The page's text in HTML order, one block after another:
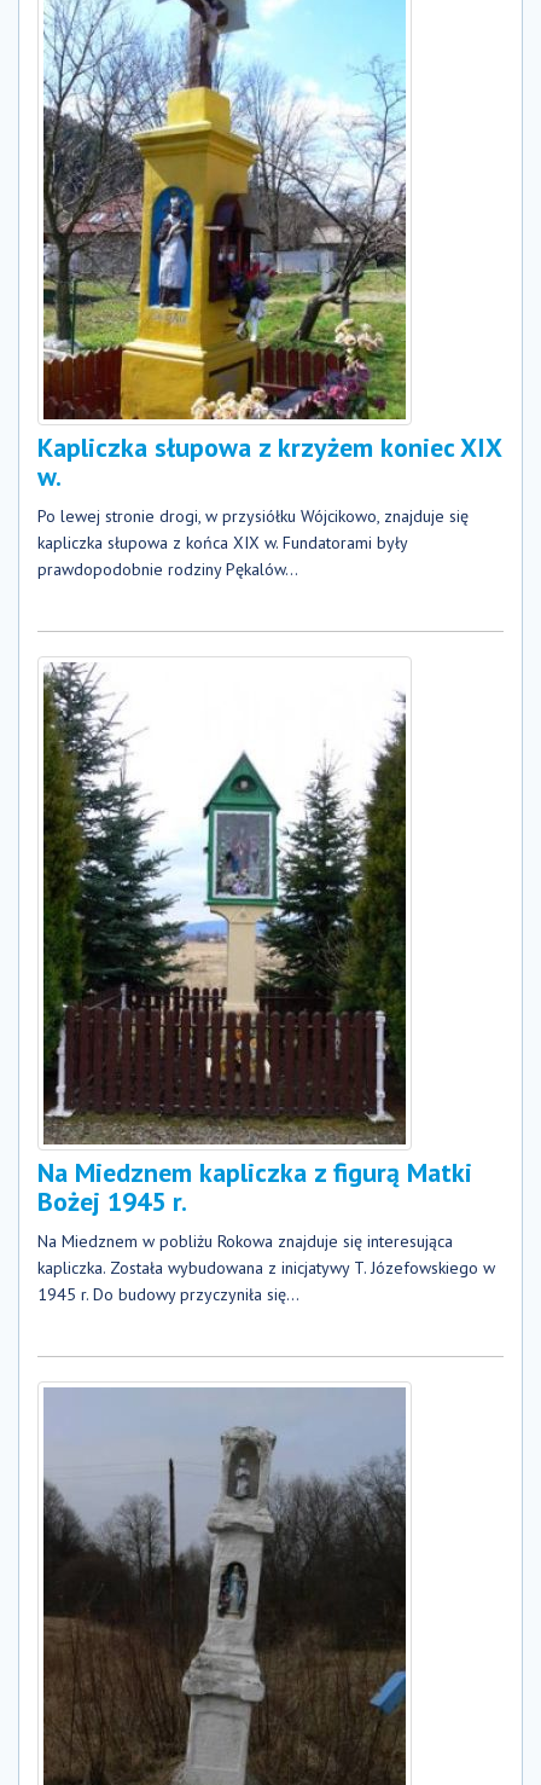
Kapliczka słupowa z krzyżem koniec XIX
w.
Po lewej stronie drogi, w przysiółku Wójcikowo, znajduje się
kapliczka słupowa z końca XIX w. Fundatorami były
prawdopodobnie rodziny Pękalów...
Na Miedznem kapliczka z figurą Matki
Bożej 1945 r.
Na Miedznem w pobliżu Rokowa znajduje się interesująca
kapliczka. Została wybudowana z inicjatywy T. Józefowskiego w
1945 r. Do budowy przyczyniła się...